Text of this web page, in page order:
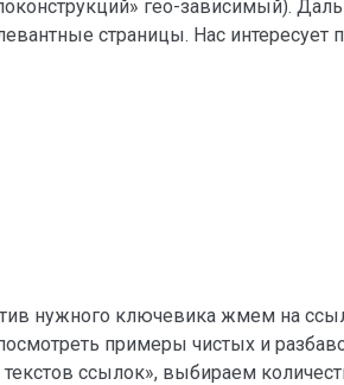
гео-зависимый).
страницы. Нас интересует
нужного ключевика жмем на
примеры чистых и
ссылок», выбираем